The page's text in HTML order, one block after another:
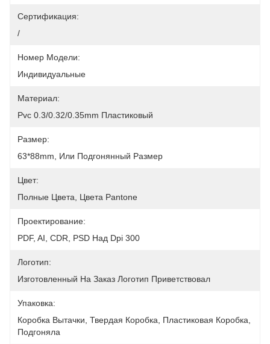
Сертификация:
/
Номер Модели:
Индивидуальные
Материал:
Pvc 0.3/0.32/0.35mm Пластиковый
Размер:
63*88mm, Или Подгонянный Размер
Цвет:
Полные Цвета, Цвета Pantone
Проектирование:
PDF, AI, CDR, PSD Над Dpi 300
Логотип:
Изготовленный На Заказ Логотип Приветствовал
Упаковка:
Коробка Вытачки, Твердая Коробка, Пластиковая Коробка,
Подгоняла